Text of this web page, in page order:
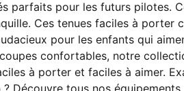
parfaits pour les futurs pilotes.
Ces tenues faciles à
pour les enfants qui
confortables, notre
à porter et faciles à aimer.
Découvre tous nos